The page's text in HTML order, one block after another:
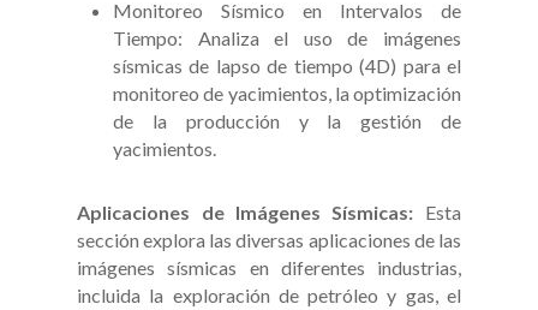
Monitoreo Sísmico en Intervalos de
Tiempo: Analiza el uso de imágenes
sísmicas de lapso de tiempo (4D) para el
monitoreo de yacimientos, la optimización
de la producción y la gestión de
yacimientos.
Aplicaciones de Imágenes Sísmicas: Esta
sección explora las diversas aplicaciones de las
imágenes sísmicas en diferentes industrias,
incluida la exploración de petróleo y gas, el